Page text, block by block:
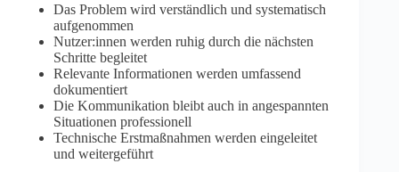
Das Problem wird verständlich und systematisch
aufgenommen
Nutzer:innen werden ruhig durch die nächsten
Schritte begleitet
Relevante Informationen werden umfassend
dokumentiert
Die Kommunikation bleibt auch in angespannten
Situationen professionell
Technische Erstmaßnahmen werden eingeleitet
und weitergeführt